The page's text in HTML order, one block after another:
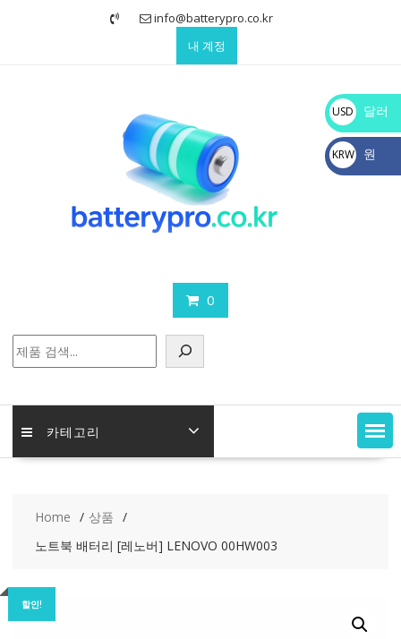
info@batterypro.co.kr
내 계정
0
색
카테고리
Home
상품
노트북 배터리 [레노버] LENOVO 00HW003
할인!
USD
$
달러
KRW
₩
원